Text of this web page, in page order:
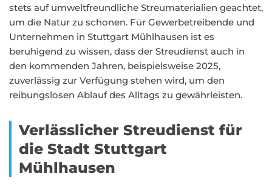
stets auf umweltfreundliche Streumaterialien geachtet,
um die Natur zu schonen. Für Gewerbetreibende und
Unternehmen in Stuttgart Mühlhausen ist es
beruhigend zu wissen, dass der Streudienst auch in
den kommenden Jahren, beispielsweise 2025,
zuverlässig zur Verfügung stehen wird, um den
reibungslosen Ablauf des Alltags zu gewährleisten.
Verlässlicher Streudienst für
die Stadt Stuttgart
Mühlhausen